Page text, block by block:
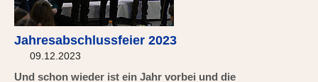
Jahresabschlussfeier 2023
09.12.2023
Und schon wieder ist ein Jahr vorbei und die